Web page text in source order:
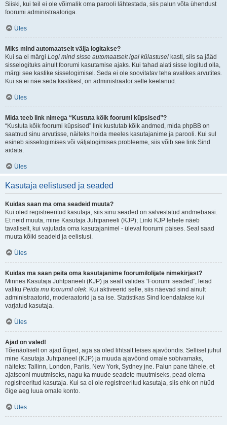
Siiski, kui teil ei ole võimalik oma parooli lähtestada, siis palun võta ühendust
foorumi administraatoriga.
Üles
Miks mind automaatselt välja logitakse?
Kui sa ei märgi Logi mind sisse automaatselt igal külastusel kasti, siis sa jääd
sisselogituks ainult foorumi kasutamise ajaks. Kui tahad alati sisse logitud olla,
märgi see kastike sisselogimisel. Seda ei ole soovitatav teha avalikes arvutites.
Kui sa ei näe seda kastikest, on administraator selle keelanud.
Üles
Mida teeb link nimega “Kustuta kõik foorumi küpsised”?
“Kustuta kõik foorumi küpsised” link kustutab kõik andmed, mida phpBB on
saatnud sinu arvutisse, näiteks hoida meeles kasutajanime ja parooli. Kui sul
esineb sisselogimises või väljalogimises probleeme, siis võib see link Sind
aidata.
Üles
Kasutaja eelistused ja seaded
Kuidas saan ma oma seadeid muuta?
Kui oled registreeritud kasutaja, siis sinu seaded on salvestatud andmebaasi.
Et neid muuta, mine Kasutaja Juhtpaneeli (KJP); Linki KJP lehele näeb
tavaliselt, kui vajutada oma kasutajanimel - üleval foorumi päises. Seal saad
muuta kõiki seadeid ja eelistusi.
Üles
Kuidas ma saan peita oma kasutajanime foorumilolijate nimekirjast?
Minnes Kasutaja Juhtpaneeli (KJP) ja sealt valides “Foorumi seaded”, leiad
valiku Peida mu foorumil olek. Kui aktiveerid selle, siis näevad sind ainult
administraatorid, moderaatorid ja sa ise. Statistikas Sind loendatakse kui
varjatud kasutaja.
Üles
Ajad on valed!
Tõenäoliselt on ajad õiged, aga sa oled lihtsalt teises ajavööndis. Sellisel juhul
mine Kasutaja Juhtpaneel (KJP) ja muuda ajavöönd omale sobivamaks,
näiteks: Tallinn, London, Pariis, New York, Sydney jne. Palun pane tähele, et
ajatsooni muutmiseks, nagu ka muude seadete muutmiseks, pead olema
registreeritud kasutaja. Kui sa ei ole registreeritud kasutaja, siis ehk on nüüd
õige aeg luua omale konto.
Üles